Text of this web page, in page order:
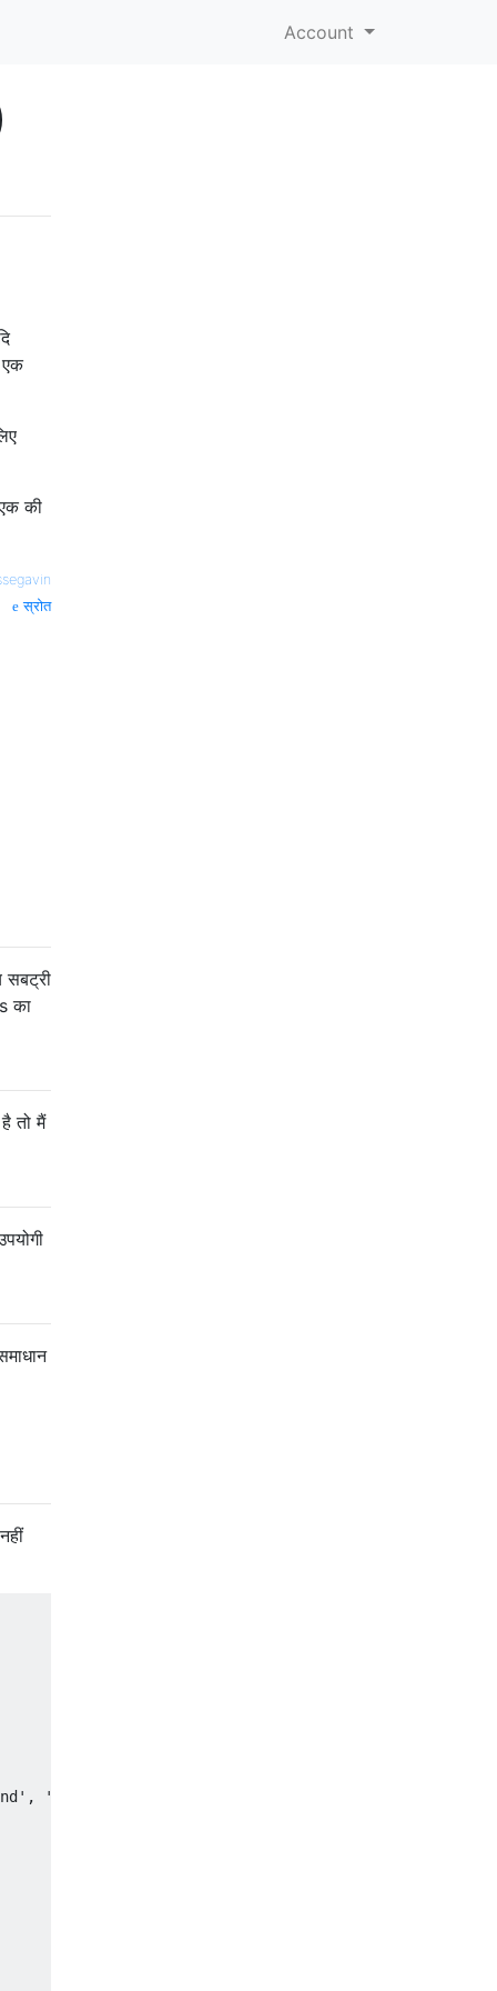
Account
एक
एक की
स्रोत
का
तो मैं
, 'ID'